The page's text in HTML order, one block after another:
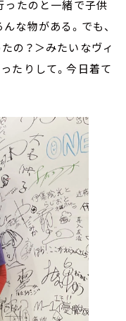
ったのと一緒で子供
な物がある。でも、
の？＞みたいなヴィ
たりして。今日着て